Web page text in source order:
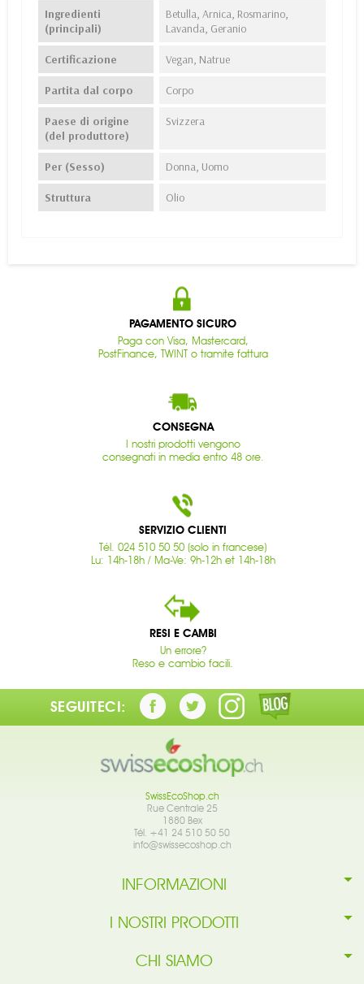
Ingredienti
(principali)
Betulla, Arnica, Rosmarino,
Lavanda, Geranio
Certificazione Vegan, Natrue
Partita dal corpo Corpo
Paese di origine
(del produttore)
Svizzera
Per (Sesso) Donna, Uomo
Struttura Olio
PAGAMENTO SICURO
Paga con Visa, Mastercard,
PostFinance, TWINT o tramite fattura
CONSEGNA
I nostri prodotti vengono
consegnati in media entro 48 ore.
SERVIZIO CLIENTI
Tél. 024 510 50 50 (solo in francese)
Lu: 14h-18h / Ma-Ve: 9h-12h et 14h-18h
RESI E CAMBI
Un errore?
Reso e cambio facili.
SEGUITECI:
SwissEcoShop.ch
Rue Centrale 25
1880 Bex
Tél. +41 24 510 50 50
info@swissecoshop.ch
INFORMAZIONI
I NOSTRI PRODOTTI
CHI SIAMO